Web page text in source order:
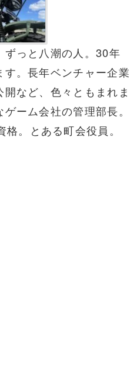
ずっと八潮の人。30年
。長年ベンチャー企業
など、色々ともまれま
ーム会社の管理部長。
。とある町会役員。